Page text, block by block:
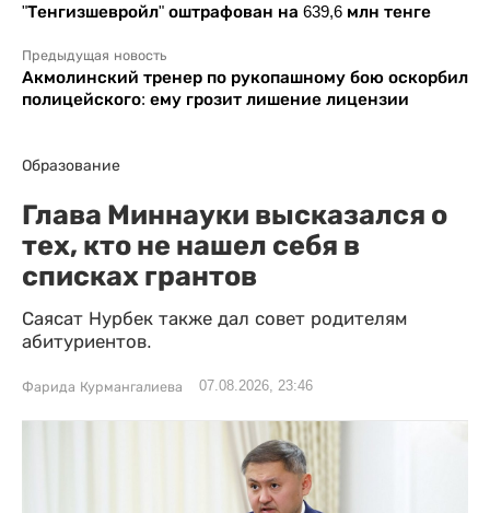
"Тенгизшевройл" оштрафован на 639,6 млн тенге
Предыдущая новость
Акмолинский тренер по рукопашному бою оскорбил
полицейского: ему грозит лишение лицензии
Образование
Глава Миннауки высказался о
тех, кто не нашел себя в
списках грантов
Саясат Нурбек также дал совет родителям
абитуриентов.
Фарида Курмангалиева 07.08.2026, 23:46